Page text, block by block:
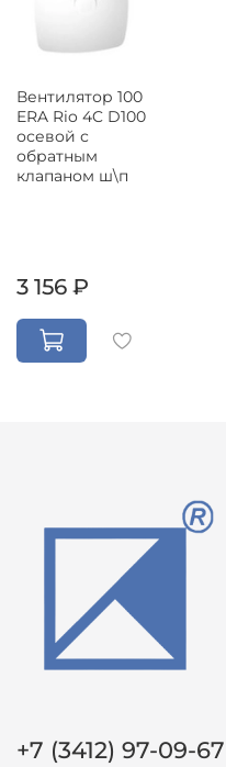
Вентилятор 100
ERA Rio 4C D100
осевой с
обратным
клапаном ш\п
3 156 ₽
+7 (3412) 97-09-67